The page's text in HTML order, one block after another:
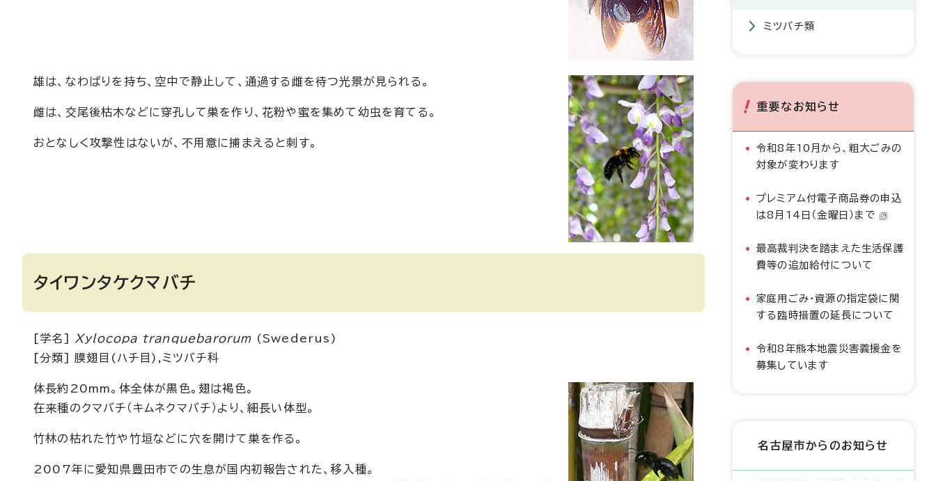
雄は、なわばりを持ち、空中で静止して、通過する雌を待つ光景が見られる。
雌は、交尾後枯木などに穿孔して巣を作り、花粉や蜜を集めて幼虫を育てる。
おとなしく攻撃性はないが、不用意に捕まえると刺す。
タイワンタケクマバチ
[学名] Xylocopa tranquebarorum (Swederus)
[分類] 膜翅目(ハチ目),ミツバチ科
体長約20mm。体全体が黒色。翅は褐色。
在来種のクマバチ（キムネクマバチ）より、細長い体型。
竹林の枯れた竹や竹垣などに穴を開けて巣を作る。
2007年に愛知県豊田市での生息が国内初報告された、移入種。
ミツバチ類
重要なお知らせ
令和8年10月から、粗大ごみの
対象が変わります
プレミアム付電子商品券の申込
は8月14日（金曜日）まで
最高裁判決を踏まえた生活保護
費等の追加給付について
家庭用ごみ・資源の指定袋に関
する臨時措置の延長について
令和8年熊本地震災害義援金を
募集しています
名古屋市からのお知らせ